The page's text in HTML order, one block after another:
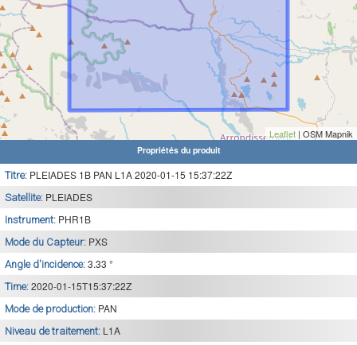
Leaflet | OSM Mapnik
Propriétés du produit
Titre: PLEIADES 1B PAN L1A 2020-01-15 15:37:22Z
Satellite: PLEIADES
Instrument: PHR1B
Mode du Capteur: PXS
Angle d'incidence: 3.33 °
Time: 2020-01-15T15:37:22Z
Mode de production: PAN
Niveau de traitement: L1A